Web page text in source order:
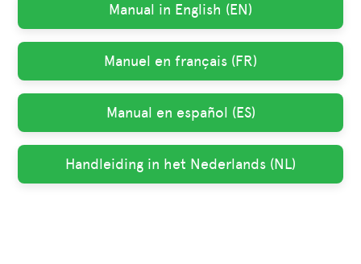
Manual in English (EN)
Manuel en français (FR)
Manual en español (ES)
Handleiding in het Nederlands (NL)